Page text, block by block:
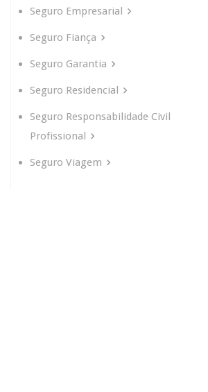
Seguro Empresarial
Seguro Fiança
Seguro Garantia
Seguro Residencial
Seguro Responsabilidade Civil
Profissional
Seguro Viagem